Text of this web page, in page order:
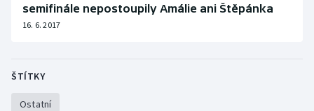
semifinále nepostoupily Amálie ani Štěpánka
16. 6. 2017
ŠTÍTKY
Ostatní